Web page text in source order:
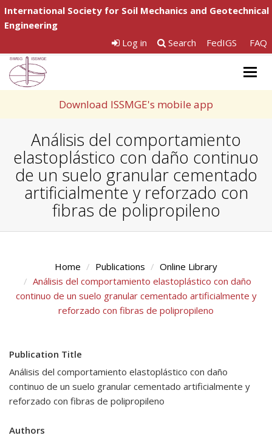
International Society for Soil Mechanics and Geotechnical
Engineering
Log in
Search FedIGS FAQ
Download ISSMGE's mobile app
Análisis del comportamiento
elastoplástico con daño continuo
de un suelo granular cementado
artificialmente y reforzado con
fibras de polipropileno
Home Publications
Online Library
Análisis del comportamiento elastoplástico con daño
continuo de un suelo granular cementado artificialmente y
reforzado con fibras de polipropileno
Publication Title
Análisis del comportamiento elastoplástico con daño
continuo de un suelo granular cementado artificialmente y
reforzado con fibras de polipropileno
Authors